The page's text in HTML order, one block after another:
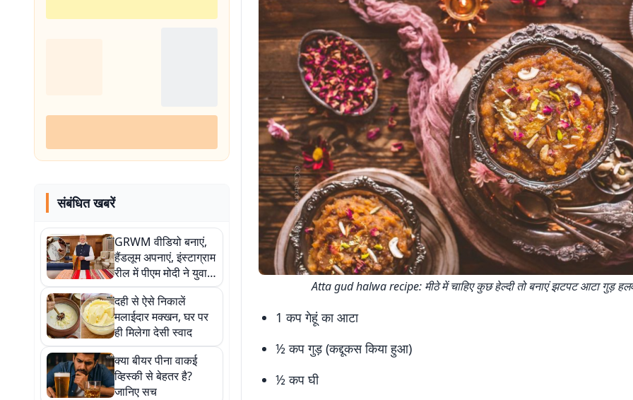
संबंधित खबरें
GRWM वीडियो बनाएं,
हैंडलूम अपनाएं, इंस्टाग्राम
रील में पीएम मोदी ने युवाओं
से की खास अपील, जानिए
इतिहास
दही से ऐसे निकालें
मलाईदार मक्खन, घर पर
ही मिलेगा देसी स्वाद
क्या बीयर पीना वाकई
व्हिस्की से बेहतर है?
जानिए सच
Atta gud halwa recipe: मीठे में चाहिए कुछ हेल्दी तो बनाएं झटपट आटा गुड़
1 कप गेहूं का आटा
½ कप गुड़ (कद्दूकस किया हुआ)
½ कप घी